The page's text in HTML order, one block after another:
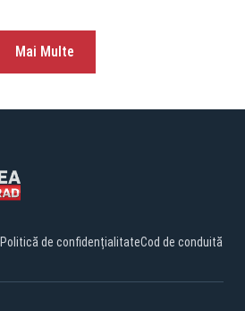
Mai Multe
Politică de confidențialitateCod de conduită